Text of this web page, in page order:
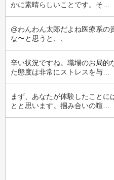
かに素晴らしいことです。そ…
@わんわん太郎だよね医療系の
な〜と思うと、、
辛い状況ですね。職場のお局的
た態度は非常にストレスを与…
まず、あなたが体験したことに
とと思います。掴み合いの喧…